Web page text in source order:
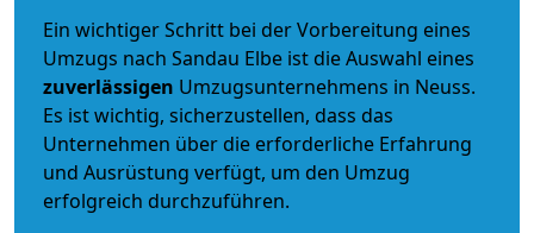
Ein wichtiger Schritt bei der Vorbereitung eines
Umzugs nach Sandau Elbe ist die Auswahl eines
zuverlässigen Umzugsunternehmens in Neuss.
Es ist wichtig, sicherzustellen, dass das
Unternehmen über die erforderliche Erfahrung
und Ausrüstung verfügt, um den Umzug
erfolgreich durchzuführen.